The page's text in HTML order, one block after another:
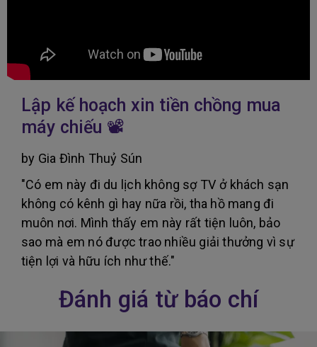
Lập kế hoạch xin tiền chồng mua
máy chiếu 📽
by Gia Đình Thuỷ Sún
"Có em này đi du lịch không sợ TV ở khách sạn
không có kênh gì hay nữa rồi, tha hồ mang đi
muôn nơi. Mình thấy em này rất tiện luôn, bảo
sao mà em nó được trao nhiều giải thưởng vì sự
tiện lợi và hữu ích như thế."
Đánh giá từ báo chí